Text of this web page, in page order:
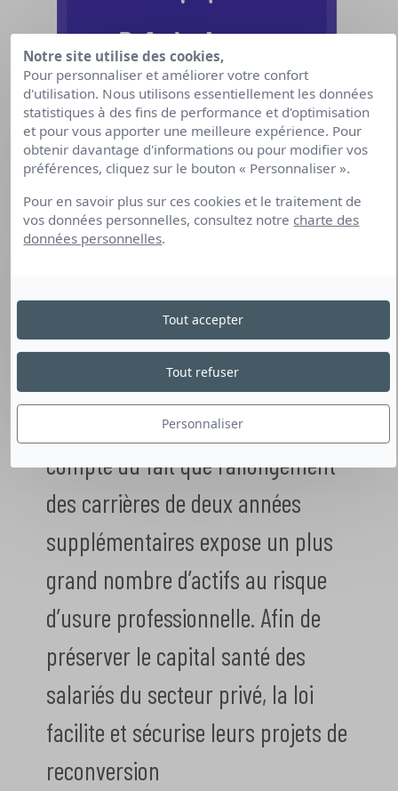
La loi du 14 avril 2023, portant sur
la réforme des retraites, tient
compte du fait que l’allongement
des carrières de deux années
supplémentaires expose un plus
grand nombre d’actifs au risque
d’usure professionnelle. Afin de
préserver le capital santé des
salariés du secteur privé, la loi
facilite et sécurise leurs projets de
reconversion
Notre site utilise des cookies,
Pour personnaliser et améliorer votre confort
d'utilisation. Nous utilisons essentiellement les données
statistiques à des fins de performance et d'optimisation
et pour vous apporter une meilleure expérience. Pour
obtenir davantage d'informations ou pour modifier vos
préférences, cliquez sur le bouton « Personnaliser ».
Pour en savoir plus sur ces cookies et le traitement de
vos données personnelles, consultez notre charte des
données personnelles.
Personnaliser
Tout refuser
Tout accepter